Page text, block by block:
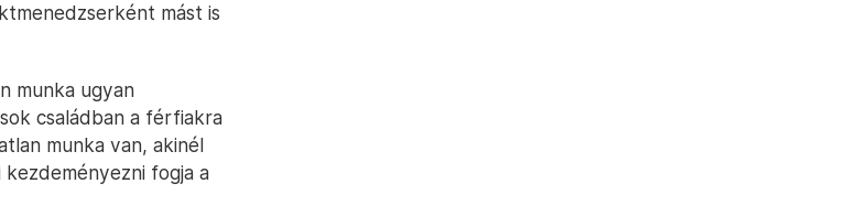
mást is
munka ugyan
családban a férfiakra
munka van, akinél
kezdeményezni fogja a